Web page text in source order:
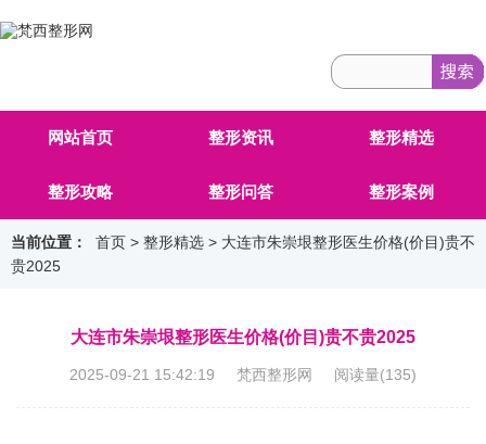
网站首页 整形资讯 整形精选
整形攻略 整形问答 整形案例
当前位置： 首页 > 整形精选 > 大连市朱崇垠整形医生价格(价目)贵不
贵2025
大连市朱崇垠整形医生价格(价目)贵不贵2025
2025-09-21 15:42:19 梵西整形网 阅读量(135)